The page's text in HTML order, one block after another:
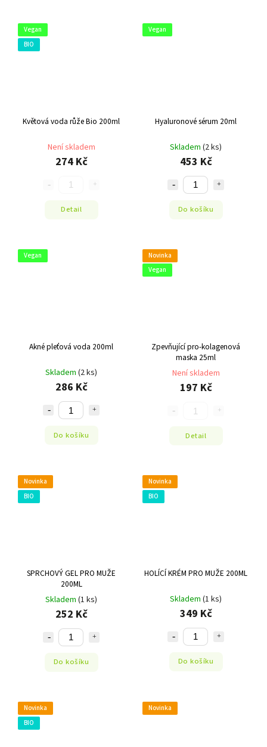
Vegan
BIO
Květová voda růže Bio 200ml
Není skladem
274 Kč
Detail
Vegan
Hyaluronové sérum 20ml
Skladem (2 ks)
453 Kč
Do košíku
Vegan
Akné pleťová voda 200ml
Skladem (2 ks)
286 Kč
Do košíku
Novinka
Vegan
Zpevňující pro-kolagenová
maska 25ml
Není skladem
197 Kč
Detail
Novinka
BIO
SPRCHOVÝ GEL PRO MUŽE
200ML
Skladem (1 ks)
252 Kč
Do košíku
Novinka
BIO
HOLÍCÍ KRÉM PRO MUŽE 200ML
Skladem (1 ks)
349 Kč
Do košíku
Novinka
BIO
Novinka